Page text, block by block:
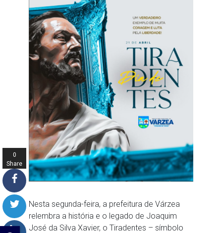
Nesta segunda-feira, a prefeitura de Várzea
relembra a história e o legado de Joaquim
José da Silva Xavier, o Tiradentes – símbolo
0
Share
s